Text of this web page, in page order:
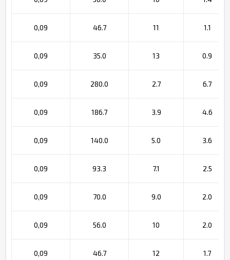
0,09 46.7 11 1.1
0,09 35.0 13 0.9
0,09 280.0 2.7 6.7
0,09 186.7 3.9 4.6
0,09 140.0 5.0 3.6
0,09 93.3 7.1 2.5
0,09 70.0 9.0 2.0
0,09 56.0 10 2.0
0,09 46.7 12 1.7